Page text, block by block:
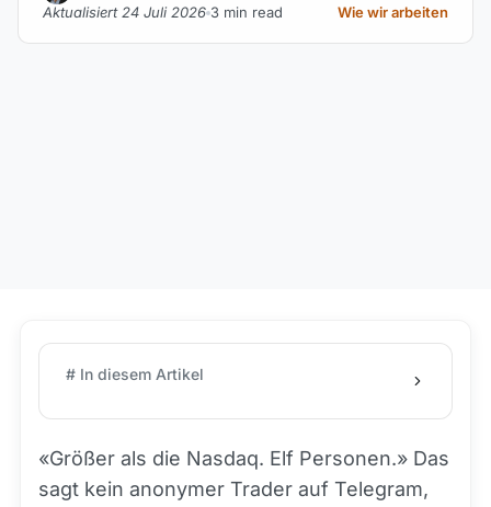
Aktualisiert 24 Juli 2026 3 min read Wie wir arbeiten
# In diesem Artikel
«Größer als die Nasdaq. Elf Personen.» Das
sagt kein anonymer Trader auf Telegram,